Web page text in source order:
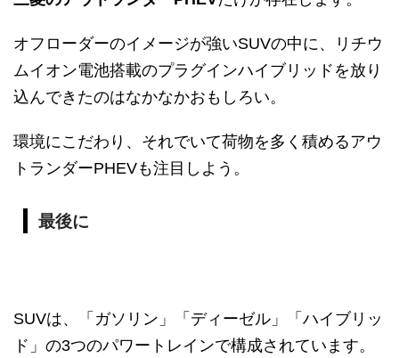
オフローダーのイメージが強いSUVの中に、リチウ
ムイオン電池搭載のプラグインハイブリッドを放り
込んできたのはなかなかおもしろい。
環境にこだわり、それでいて荷物を多く積めるアウ
トランダーPHEVも注目しよう。
最後に
SUVは、「ガソリン」「ディーゼル」「ハイブリッ
ド」の3つのパワートレインで構成されています。